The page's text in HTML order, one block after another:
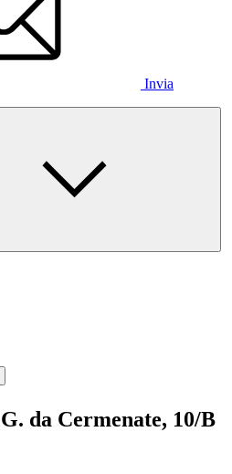
Invia
da Cermenate, 10/B